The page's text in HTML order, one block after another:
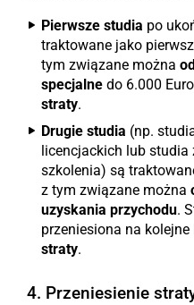
Pierwsze studia po
traktowane jako
tym związane można
specjalne do 6.000
straty.
Drugie studia (np.
licencjackich lub studia
szkolenia) są
z tym związane można
uzyskania przychodu.
przeniesiona na
straty.
4. Przeniesienie